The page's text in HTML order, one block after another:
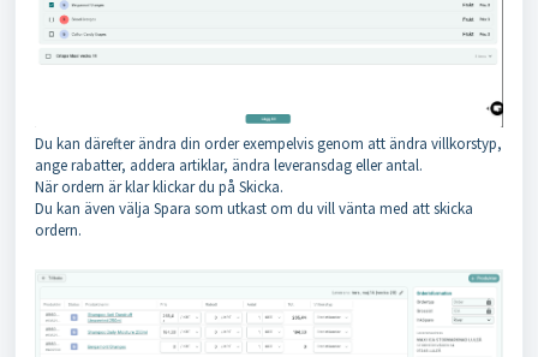
Du kan därefter ändra din order exempelvis genom att ändra villkorstyp,
ange rabatter, addera artiklar, ändra leveransdag eller antal.
När ordern är klar klickar du på Skicka.
Du kan även välja Spara som utkast om du vill vänta med att skicka
ordern.